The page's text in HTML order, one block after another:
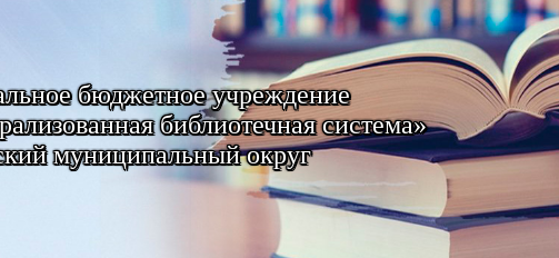
бюджетное учреждение
библиотечная система»
муниципальный округ